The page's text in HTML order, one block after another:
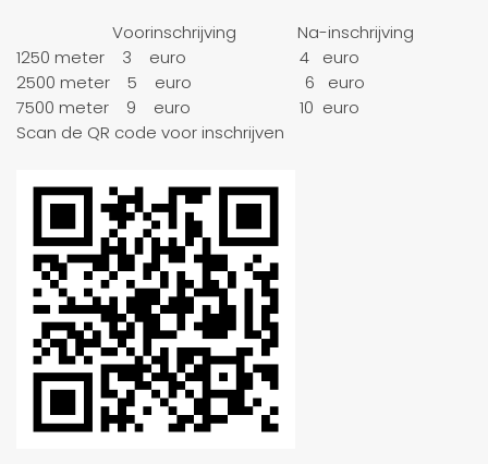
Voorinschrijving Na-inschrijving
1250 meter 3 euro 4 euro
2500 meter 5 euro 6 euro
7500 meter 9 euro 10 euro
Scan de QR code voor inschrijven